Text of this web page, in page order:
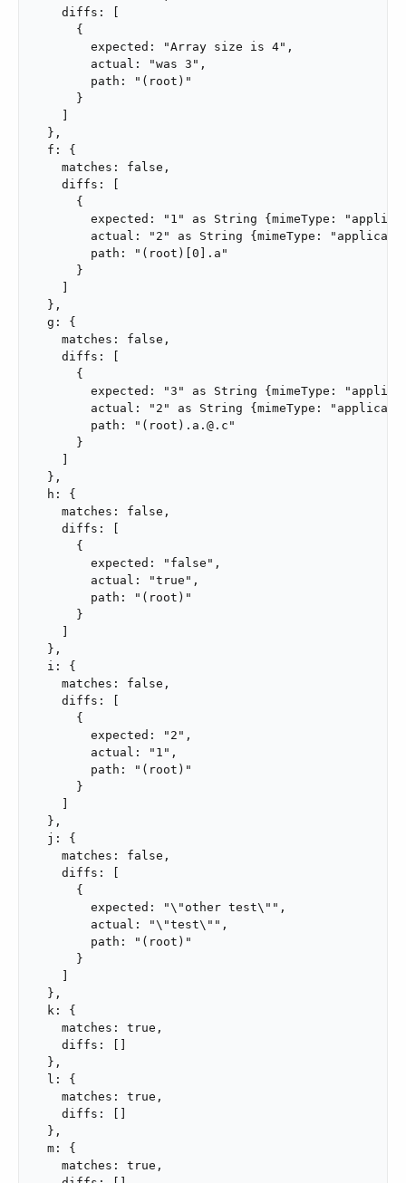
    diffs: [
      {
        expected: "Array size is 4",
        actual: "was 3",
        path: "(root)"
      }
  },
  f: {
    matches: false,
    diffs: [
      {
expected: "1" as String {mimeType:
actual: "2" as String {mimeType:
        path: "(root)[0].a"
      }
  },
  g: {
    matches: false,
    diffs: [
      {
expected: "3" as String {mimeType:
actual: "2" as String {mimeType:
        path: "(root).a.@.c"
      }
  },
  h: {
    matches: false,
    diffs: [
      {
        expected: "false",
        actual: "true",
        path: "(root)"
      }
  },
  i: {
    matches: false,
    diffs: [
      {
        expected: "2",
        actual: "1",
        path: "(root)"
      }
  },
  j: {
    matches: false,
    diffs: [
      {
        expected: "\"other test\"",
        actual: "\"test\"",
        path: "(root)"
      }
  },
  k: {
    matches: true,
    diffs: []
  },
  l: {
    matches: true,
    diffs: []
  },
  m: {
    matches: true,